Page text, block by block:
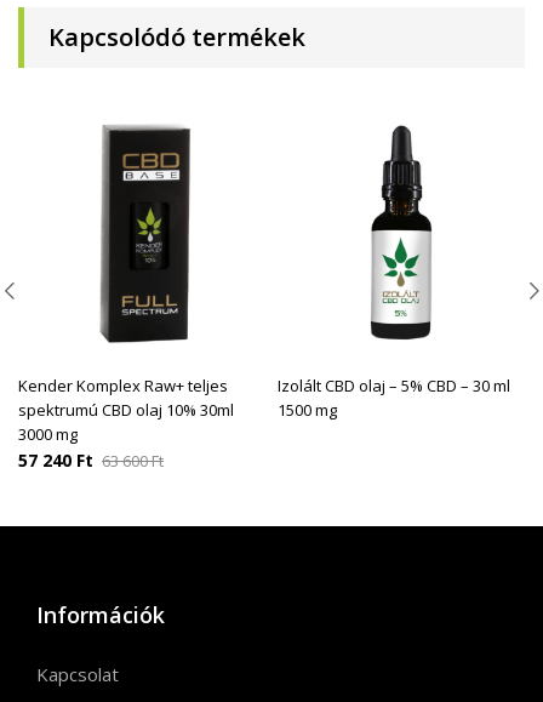
Kapcsolódó termékek
Kender Komplex Raw+ teljes
spektrumú CBD olaj 10% 30ml
3000 mg
63 600Ft
57 240 Ft
Izolált CBD olaj – 5% CBD – 30 ml
1500 mg
Információk
Kapcsolat